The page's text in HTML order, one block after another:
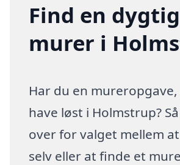
Find en dygtig
murer i
Har du en mureropgave,
have løst i Holmstrup?
over for valget mellem
selv eller at finde et